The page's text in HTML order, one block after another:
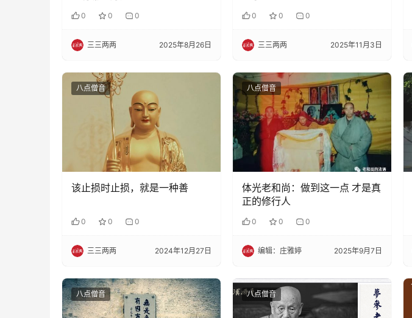
0 0 0
三三两两 2025年8月26日
0 0 0
三三两两 2025年11月3日
八点僧音
该止损时止损，就是一种善
0 0 0
三三两两 2024年12月27日
八点僧音
体光老和尚：做到这一点 才是真
正的修行人
0 0 0
编辑：庄雅婷 2025年9月7日
八点僧音 八点僧音